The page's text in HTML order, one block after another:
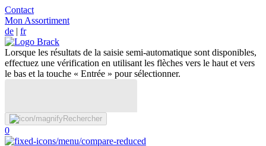
Contact
Mon Assortiment
de | fr
Lorsque les résultats de la saisie semi-automatique sont disponibles,
effectuez une vérification en utilisant les flèches vers le haut et vers
le bas et la touche « Entrée » pour sélectionner.
Rechercher
0